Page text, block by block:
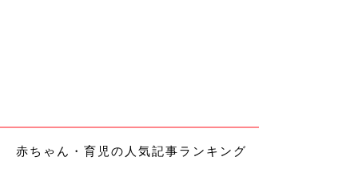
でしたね」
赤ちゃん・育児の人気記事ランキング